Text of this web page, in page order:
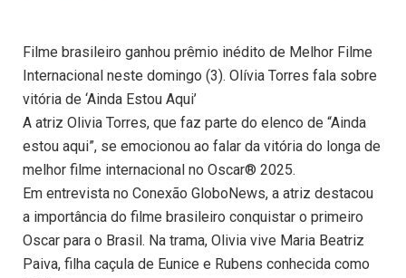
Filme brasileiro ganhou prêmio inédito de Melhor Filme
Internacional neste domingo (3). Olívia Torres fala sobre
vitória de ‘Ainda Estou Aqui’
A atriz Olivia Torres, que faz parte do elenco de “Ainda
estou aqui”, se emocionou ao falar da vitória do longa de
melhor filme internacional no Oscar® 2025.
Em entrevista no Conexão GloboNews, a atriz destacou
a importância do filme brasileiro conquistar o primeiro
Oscar para o Brasil. Na trama, Olivia vive Maria Beatriz
Paiva, filha caçula de Eunice e Rubens conhecida como